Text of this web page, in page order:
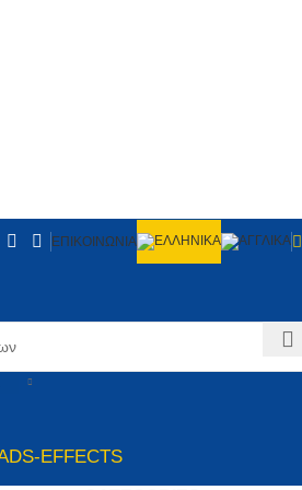
ΕΠΙΚΟΙΝΩΝΙΑ
EFFECTS